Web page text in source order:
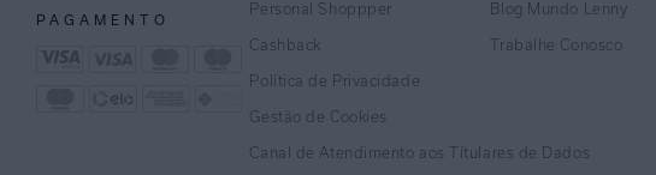
PAGAMENTO
Personal Shoppper
Cashback
Política de Privacidade
Gestão de Cookies
Canal de Atendimento aos Títulares de Dados
Blog Mundo Lenny
Trabalhe Conosco